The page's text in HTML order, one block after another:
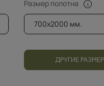
Размер полотна
700x2000 мм.
ДРУГИЕ